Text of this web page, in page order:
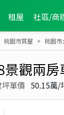
租屋 社區/商
桃園市買屋 桃園市
景觀兩房
坪單價 50.15萬/